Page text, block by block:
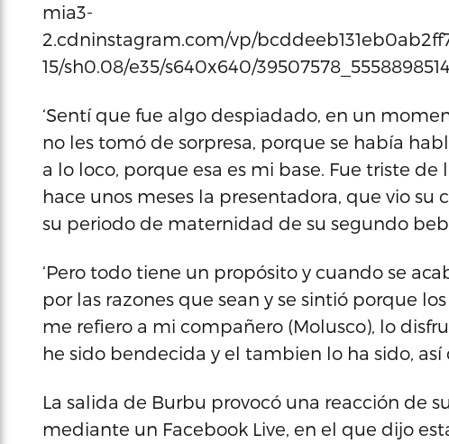
mia3-
2.cdninstagram.com/vp/
15/sh0.08/e35/s640x640/
‘Sentí que fue algo despiadado, en un
no les tomó de sorpresa, porque se había
a lo loco, porque esa es mi base. Fue triste de
hace unos meses la presentadora, que vio
su periodo de maternidad de su segundo
‘Pero todo tiene un propósito y cuando se
por las razones que sean y se sintió porque
me refiero a mi compañero (Molusco), lo
he sido bendecida y el tambien lo ha sido, así
La salida de Burbu provocó una reacción de
mediante un Facebook Live, en el que dijo